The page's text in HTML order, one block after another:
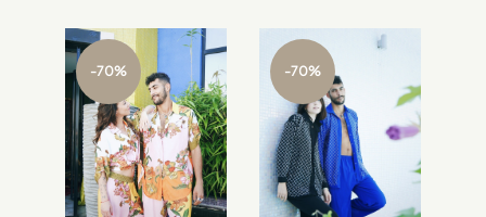
-70% -70%